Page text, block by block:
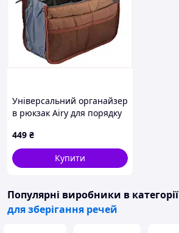
Універсальний органайзер
в рюкзак Airy для порядку
449 ₴
Купити
Популярні виробники в категорії
для зберігання речей